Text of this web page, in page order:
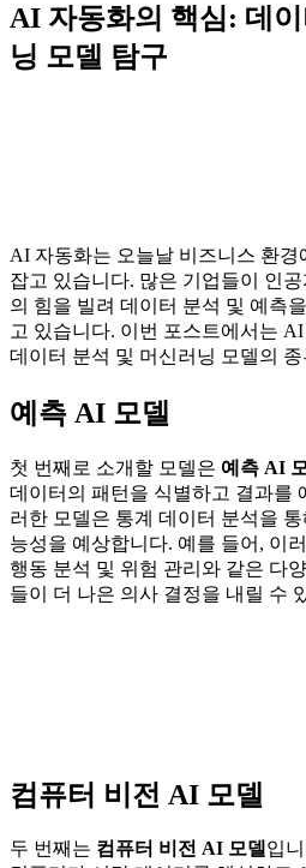
AI 자동화의 핵심: 데
닝 모델 탐구
AI 자동화는 오늘날 비즈니스 환경
잡고 있습니다. 많은 기업들이 인
의 힘을 빌려 데이터 분석 및 예측
고 있습니다. 이번 포스트에서는
데이터 분석 및 머신러닝 모델의
예측 AI 모델
첫 번째로 소개할 모델은 예측 AI
데이터의 패턴을 식별하고 결과를
러한 모델은 통계 데이터 분석을
능성을 예상합니다. 예를 들어, 이
행동 분석 및 위험 관리와 같은 다
들이 더 나은 의사 결정을 내릴 수
컴퓨터 비전 AI 모델
두 번째는 컴퓨터 비전 AI 모델입